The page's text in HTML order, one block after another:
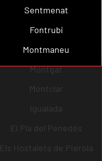
Sentmenat
Fontrubí
Montmaneu
Montgat
Montclar
Igualada
El Pla del Penedès
Els Hostalets de Pierola